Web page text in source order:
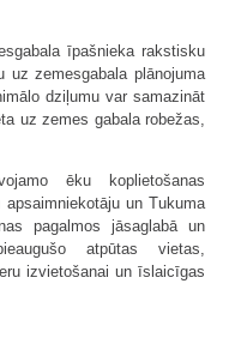
īpašnieka rakstisku
uz zemesgabala plānojuma
dziļumu var samazināt
uz zemes gabala robežas,
ēku koplietošanas
un Tukuma
pagalmos jāsaglabā un
atpūtas vietas,
izvietošanai un īslaicīgas